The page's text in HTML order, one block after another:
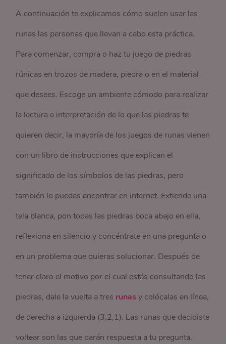
A continuación te explicamos cómo suelen usar las
runas las personas que llevan a cabo esta práctica.
Para comenzar, compra o haz tu juego de piedras
rúnicas en trozos de madera, piedra o en el material
que desees. Escoge un ambiente cómodo para realizar
la lectura e interpretación de lo que las piedras te
quieren decir, la mayoría de los juegos de runas vienen
con un libro de instrucciones que explican el
significado de los símbolos de las piedras, pero
también lo puedes encontrar en internet. Extiende una
tela blanca, pon todas las piedras boca abajo en ella,
reflexiona en silencio y concéntrate en una pregunta o
en un problema que quieras solucionar. Después de
tener claro el motivo por el cual estás consultando las
piedras, dale la vuelta a tres runas y colócalas en línea,
de derecha a izquierda (3,2,1). Las runas que decidiste
voltear son las que darán respuesta a tu pregunta.